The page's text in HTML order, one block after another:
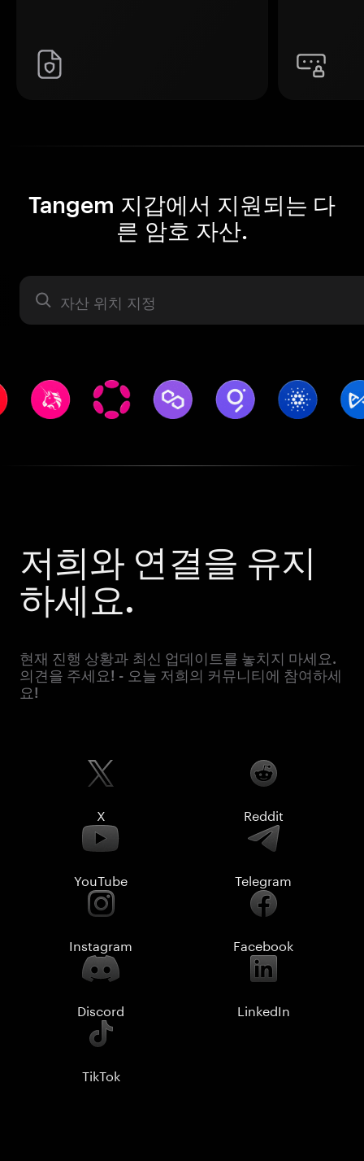
Tangem 지갑에서 지원되는 다
른 암호 자산.
자산 라벨
저희와 연결을 유지
하세요.
현재 진행 상황과 최신 업데이트를 놓치지 마세요.
의견을 주세요! - 오늘 저희의 커뮤니티에 참여하세
요!
X Reddit
YouTube Telegram
Instagram Facebook
Discord LinkedIn
TikTok